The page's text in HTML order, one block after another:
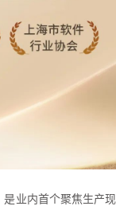
是业内首个聚焦生产现